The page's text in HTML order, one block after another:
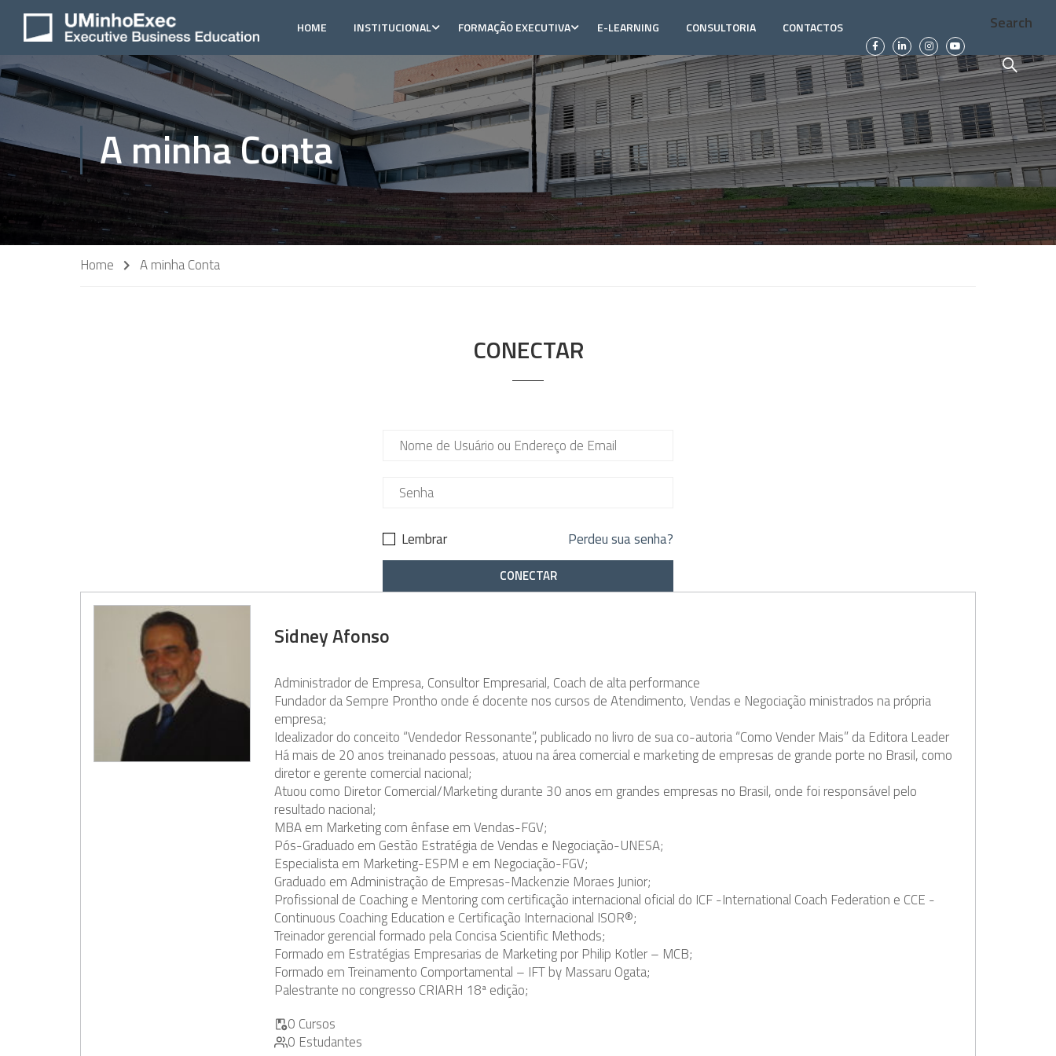
HOME INSTITUCIONAL FORMAÇÃO EXECUTIVA E-LEARNING CONSULTORIA CONTACTOS Search
A minha Conta
Home A minha Conta
CONECTAR
Lembrar Perdeu sua senha?
Sidney Afonso
Administrador de Empresa, Consultor Empresarial, Coach de alta performance
Fundador da Sempre Prontho onde é docente nos cursos de Atendimento, Vendas e Negociação ministrados na própria
empresa;
Idealizador do conceito “Vendedor Ressonante”, publicado no livro de sua co-autoria “Como Vender Mais” da Editora Leader
Há mais de 20 anos treinanado pessoas, atuou na área comercial e marketing de empresas de grande porte no Brasil, como
diretor e gerente comercial nacional;
Atuou como Diretor Comercial/Marketing durante 30 anos em grandes empresas no Brasil, onde foi responsável pelo
resultado nacional;
MBA em Marketing com ênfase em Vendas-FGV;
Pós-Graduado em Gestão Estratégia de Vendas e Negociação-UNESA;
Especialista em Marketing-ESPM e em Negociação-FGV;
Graduado em Administração de Empresas-Mackenzie Moraes Junior;
Profissional de Coaching e Mentoring com certificação internacional oficial do ICF -International Coach Federation e CCE -
Continuous Coaching Education e Certificação Internacional ISOR®;
Treinador gerencial formado pela Concisa Scientific Methods;
Formado em Estratégias Empresarias de Marketing por Philip Kotler – MCB;
Formado em Treinamento Comportamental – IFT by Massaru Ogata;
Palestrante no congresso CRIARH 18ª edição;
0 Cursos
0 Estudantes